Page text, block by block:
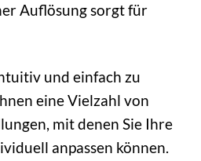
Auflösung sorgt für
und einfach zu
eine Vielzahl von
mit denen Sie Ihre
anpassen können.